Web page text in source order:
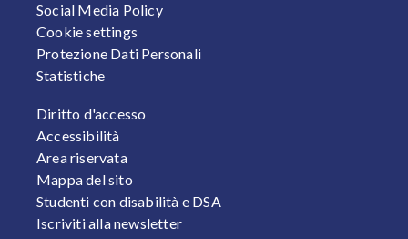
Social Media Policy
Cookie settings
Protezione Dati Personali
Statistiche
FOOTER 2
Diritto d'accesso
Accessibilità
Area riservata
Mappa del sito
Studenti con disabilità e DSA
Iscriviti alla newsletter